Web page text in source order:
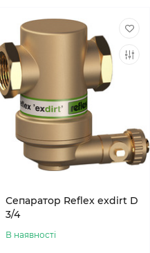
Сепаратор Reflex exdirt D
3/4
В наявності